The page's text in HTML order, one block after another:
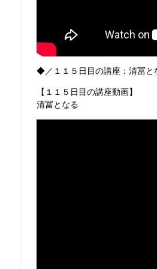
◆／１１５日目の講座：清冨と
【１１５日目の講座動画】
清冨となる